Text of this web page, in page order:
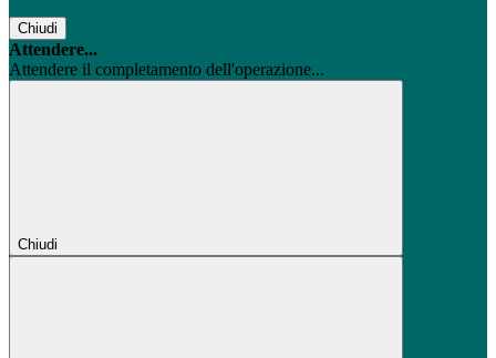
Chiudi
Attendere...
Attendere il completamento dell'operazione...
Chiudi